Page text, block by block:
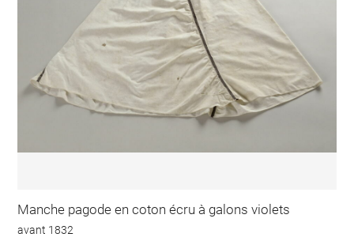
Manche pagode en coton écru à galons violets
avant 1832